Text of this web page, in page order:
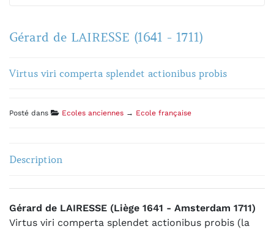
Gérard de LAIRESSE (1641 - 1711)
Virtus viri comperta splendet actionibus probis
Posté dans Ecoles anciennes → Ecole française
Description
Gérard de LAIRESSE (Liège 1641 - Amsterdam 1711)
Virtus viri comperta splendet actionibus probis (la